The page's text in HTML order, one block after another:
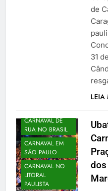
de
31
LEIA
CARNAVAL DE
RUA NO BRASIL
CARNAVAL EM
SÃO PAULO
CARNAVAL NO
LITORAL
PAULISTA